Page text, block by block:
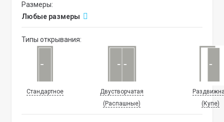
Размеры:
Любые размеры
Типы открывания:
Стандартное
Двустворчатая
(Распашные)
(Купе)